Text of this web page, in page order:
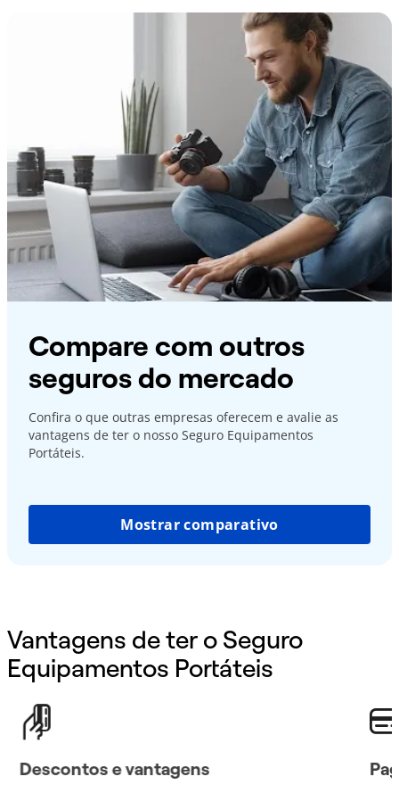
Compare com outros
seguros do mercado
Confira o que outras empresas oferecem e avalie as
vantagens de ter o nosso Seguro Equipamentos
Portáteis.
Mostrar comparativo
Vantagens de ter o Seguro
Equipamentos Portáteis
Descontos e vantagens